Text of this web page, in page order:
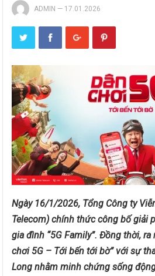
ADMIN — 17.01.2026
Ngày 16/1/2026, Tổng Công ty
Telecom) chính thức công bố giải
gia đình “5G Family”. Đồng thời,
chơi 5G – Tới bến tới bờ” với sự
Long nhằm minh chứng sống